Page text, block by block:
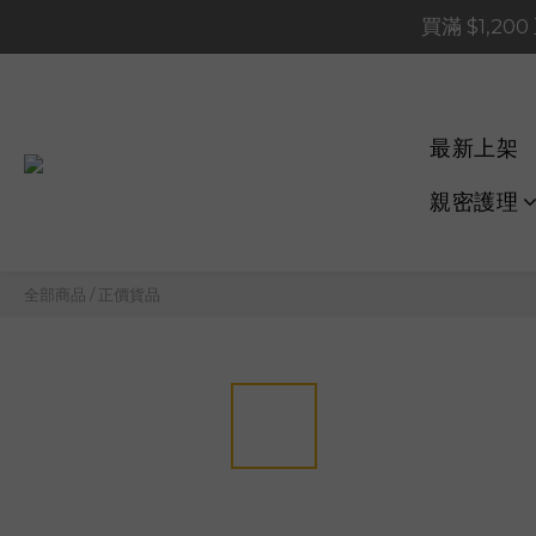
買滿
買滿
📢 系統維護通知 –
買滿
最新上架
親密護理
全部商品 / 正價貨品